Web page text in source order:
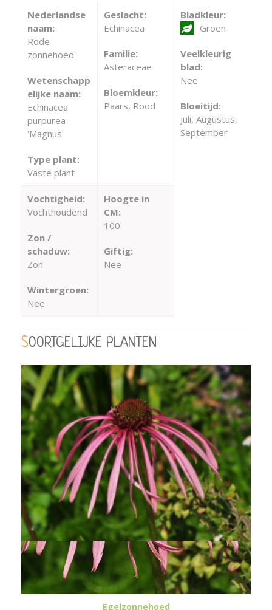
Nederlandse
naam:
Rode
zonnehoed
Wetenschapp
elijke naam:
Echinacea
purpurea
'Magnus'
Type plant:
Vaste plant
Geslacht:
Echinacea
Familie:
Asteraceae
Bloemkleur:
Paars, Rood
Bladkleur:
Groen
Veelkleurig
blad:
Nee
Bloeitijd:
Juli, Augustus,
September
Vochtigheid:
Vochthoudend
Zon /
schaduw:
Zon
Wintergroen:
Nee
Hoogte in
CM:
100
Giftig:
Nee
SOORTGELIJKE PLANTEN
Egelzonnehoed